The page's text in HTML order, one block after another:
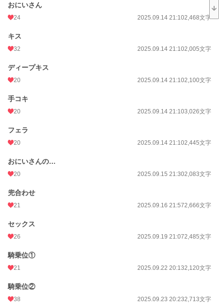
週間ポイント
年間ポイント
おにいさん
24 2025.09.14 21:102,468文字
キス
32 2025.09.14 21:102,005文字
ディープキス
20 2025.09.14 21:102,100文字
手コキ
20 2025.09.14 21:103,026文字
フェラ
20 2025.09.14 21:102,445文字
おにいさんの…
20 2025.09.15 21:302,083文字
兜合わせ
21 2025.09.16 21:572,666文字
セックス
26 2025.09.19 21:072,485文字
騎乗位①
21 2025.09.22 20:132,120文字
騎乗位②
38 2025.09.23 20:232,713文字